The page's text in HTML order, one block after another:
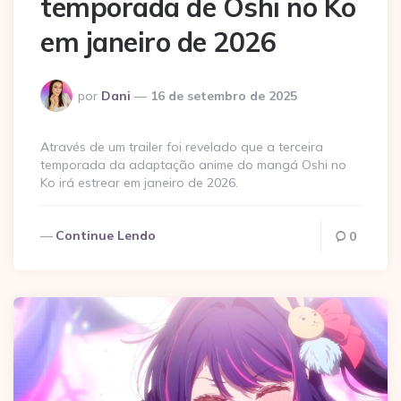
temporada de Oshi no Ko
em janeiro de 2026
Postado
por
por Dani 16 de setembro de 2025
Através de um trailer foi revelado que a terceira
temporada da adaptação anime do mangá Oshi no
Ko irá estrear em janeiro de 2026.
Continue Lendo 0